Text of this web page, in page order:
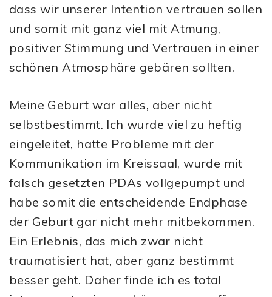
dass wir unserer Intention vertrauen sollen
und somit mit ganz viel mit Atmung,
positiver Stimmung und Vertrauen in einer
schönen Atmosphäre gebären sollten.
Meine Geburt war alles, aber nicht
selbstbestimmt. Ich wurde viel zu heftig
eingeleitet, hatte Probleme mit der
Kommunikation im Kreissaal, wurde mit
falsch gesetzten PDAs vollgepumpt und
habe somit die entscheidende Endphase
der Geburt gar nicht mehr mitbekommen.
Ein Erlebnis, das mich zwar nicht
traumatisiert hat, aber ganz bestimmt
besser geht. Daher finde ich es total